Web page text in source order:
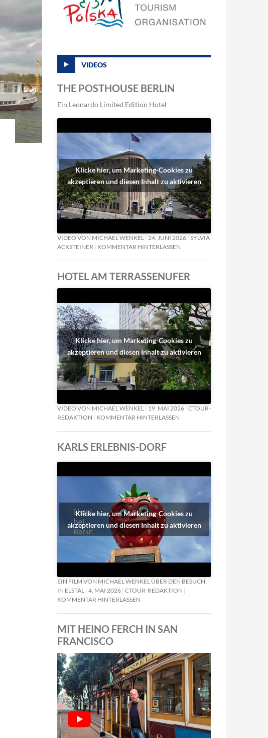
VIDEOS
THE POSTHOUSE BERLIN
Ein Leonardo Limited Edition Hotel
Klicke hier, um Marketing-Cookies zu
akzeptieren und diesen Inhalt zu aktivieren
VIDEO VON MICHAEL WENKEL 24. JUNI 2026 SYLVIA
ACKSTEINER
KOMMENTAR HINTERLASSEN
HOTEL AM TERRASSENUFER
Klicke hier, um Marketing-Cookies zu
akzeptieren und diesen Inhalt zu aktivieren
VIDEO VON MICHAEL WENKEL 19. MAI 2026 CTOUR-
REDAKTION
KOMMENTAR HINTERLASSEN
KARLS ERLEBNIS-DORF
Klicke hier, um Marketing-Cookies zu
akzeptieren und diesen Inhalt zu aktivieren
EIN FILM VON MICHAEL WENKEL ÜBER DEN BESUCH
IN ELSTAL 4. MAI 2026 CTOUR-REDAKTION
KOMMENTAR HINTERLASSEN
MIT HEINO FERCH IN SAN
FRANCISCO